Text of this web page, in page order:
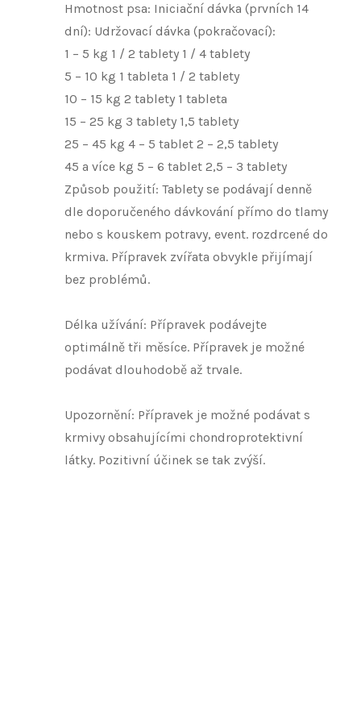
Hmotnost psa: Iniciační dávka (prvních 14
dní): Udržovací dávka (pokračovací):
1 – 5 kg 1 / 2 tablety 1 / 4 tablety
5 – 10 kg 1 tableta 1 / 2 tablety
10 – 15 kg 2 tablety 1 tableta
15 – 25 kg 3 tablety 1,5 tablety
25 – 45 kg 4 – 5 tablet 2 – 2,5 tablety
45 a více kg 5 – 6 tablet 2,5 – 3 tablety
Způsob použití: Tablety se podávají denně
dle doporučeného dávkování přímo do tlamy
nebo s kouskem potravy, event. rozdrcené do
krmiva. Přípravek zvířata obvykle přijímají
bez problémů.
Délka užívání: Přípravek podávejte
optimálně tři měsíce. Přípravek je možné
podávat dlouhodobě až trvale.
Upozornění: Přípravek je možné podávat s
krmivy obsahujícími chondroprotektivní
látky. Pozitivní účinek se tak zvýší.